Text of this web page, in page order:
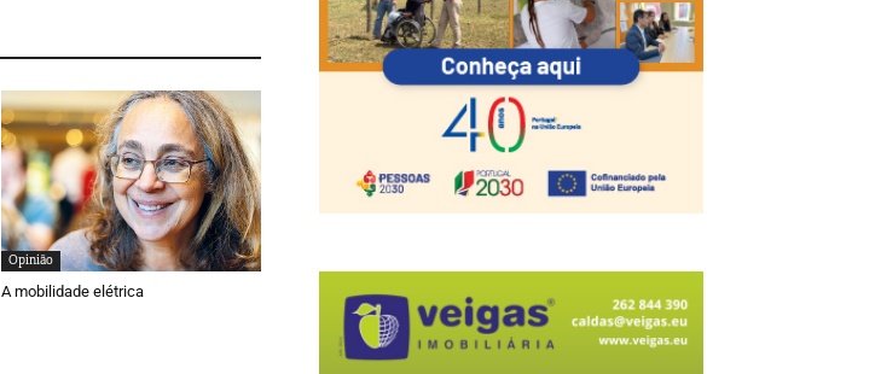
Opinião
A mobilidade elétrica